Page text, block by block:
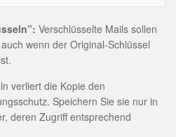
Verschlüsselte Mails sollen
wenn der Original-Schlüssel
verliert die Kopie den
Speichern Sie sie nur in
deren Zugriff entsprechend